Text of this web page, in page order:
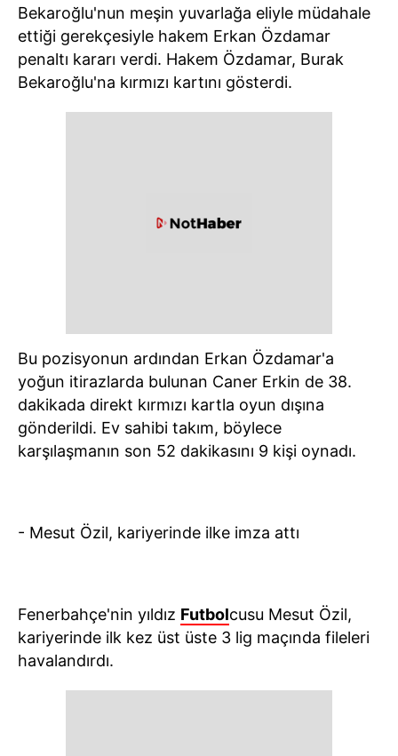
Bekaroğlu'nun meşin yuvarlağa eliyle müdahale
ettiği gerekçesiyle hakem Erkan Özdamar
penaltı kararı verdi. Hakem Özdamar, Burak
Bekaroğlu'na kırmızı kartını gösterdi.
Bu pozisyonun ardından Erkan Özdamar'a
yoğun itirazlarda bulunan Caner Erkin de 38.
dakikada direkt kırmızı kartla oyun dışına
gönderildi. Ev sahibi takım, böylece
karşılaşmanın son 52 dakikasını 9 kişi oynadı.
- Mesut Özil, kariyerinde ilke imza attı
Fenerbahçe'nin yıldız Futbolcusu Mesut Özil,
kariyerinde ilk kez üst üste 3 lig maçında fileleri
havalandırdı.